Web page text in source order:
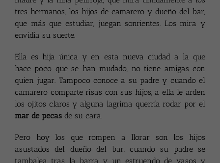
tres hermanos, los hijos de camarero y dueño del bar,
que más que estudiar, juegan sonrientes. Los mira y
envidia su suerte.
Ella es hija única y en esta nueva ciudad a la que
hace poco que se han mudado, no tiene amigas con
quien jugar. Tampoco conoce a su padre y cuando el
camarero comparte risas con sus hijos, a ella le arden
los ojitos claros y alguna lagrima querría rodar por el
mar de pecas de su cara.
Pero hoy los que rompen a llorar son los hijos
asustados del dueño del bar, cuando su padre se
tambalea tras la barra y un estruendo de vasos y